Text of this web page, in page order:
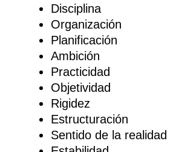
Disciplina
Organización
Planificación
Ambición
Practicidad
Objetividad
Rigidez
Estructuración
Sentido de la realidad